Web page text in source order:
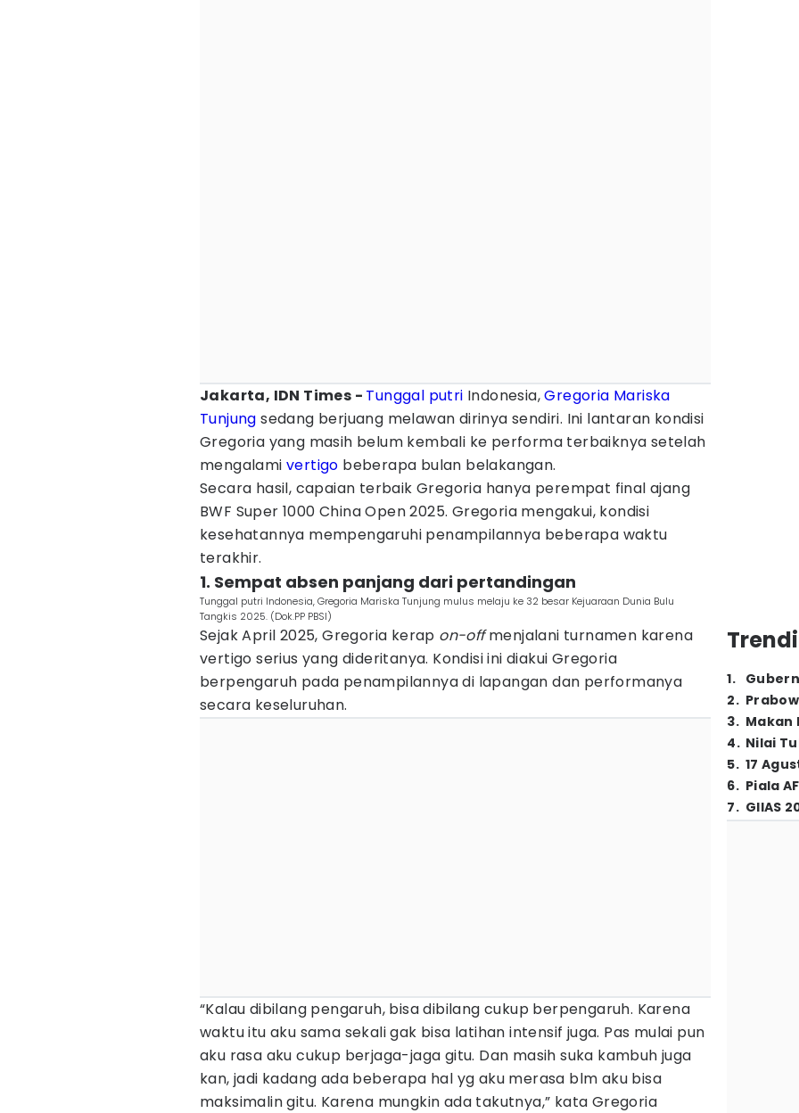
Jakarta, IDN Times - Tunggal putri Indonesia,Gregoria Mariska
Tunjung sedang berjuang melawan dirinya sendiri. Ini lantaran kondisi
Gregoria yang masih belum kembali ke performa terbaiknya setelah
mengalamivertigo beberapa bulan belakangan.
Secara hasil, capaian terbaik Gregoria hanya perempat final ajang
BWF Super 1000 China Open 2025. Gregoria mengakui, kondisi
kesehatannya mempengaruhi penampilannya beberapa waktu
terakhir.
1. Sempat absen panjang dari pertandingan
Tunggal putri Indonesia, Gregoria Mariska Tunjung mulus melaju ke 32 besar Kejuaraan Dunia Bulu
Tangkis 2025. (Dok.PP PBSI)
Sejak April 2025, Gregoria kerap on-offmenjalani turnamen karena
vertigo serius yang dideritanya. Kondisi ini diakui Gregoria
berpengaruh pada penampilannya di lapangan dan performanya
secara keseluruhan.
“Kalau dibilang pengaruh, bisa dibilang cukup berpengaruh. Karena
waktu itu aku sama sekali gak bisa latihan intensif juga. Pas mulai pun
aku rasa aku cukup berjaga-jaga gitu. Dan masih suka kambuh juga
kan, jadi kadang ada beberapa hal yg aku merasa blm aku bisa
maksimalin gitu. Karena mungkin ada takutnya,” kata Gregoria
1.
2.
3. Makan
4. Nilai
5. 17
6. Piala
7. GIIAS